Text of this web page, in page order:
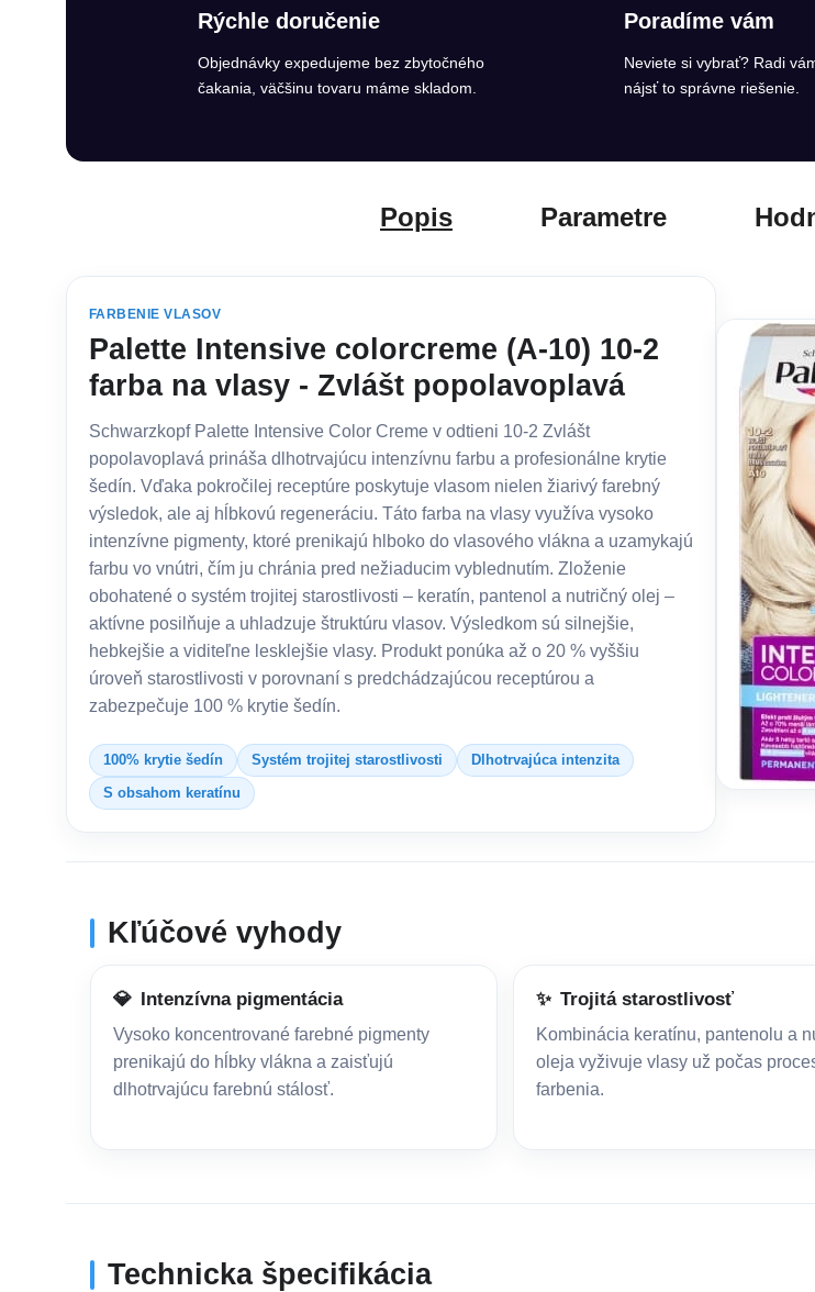
Rýchle doručenie
Objednávky expedujeme bez zbytočného
čakania, väčšinu tovaru máme skladom.
Poradíme vám
Neviete si vybrať? Radi
nájsť to správne riešenie.
Popis Parametre
FARBENIE VLASOV
Palette Intensive colorcreme (A-10) 10-2
farba na vlasy - Zvlášt popolavoplavá
Schwarzkopf Palette Intensive Color Creme v odtieni 10-2 Zvlášt
popolavoplavá prináša dlhotrvajúcu intenzívnu farbu a profesionálne krytie
šedín. Vďaka pokročilej receptúre poskytuje vlasom nielen žiarivý farebný
výsledok, ale aj hĺbkovú regeneráciu. Táto farba na vlasy využíva vysoko
intenzívne pigmenty, ktoré prenikajú hlboko do vlasového vlákna a uzamykajú
farbu vo vnútri, čím ju chránia pred nežiaducim vyblednutím. Zloženie
obohatené o systém trojitej starostlivosti – keratín, pantenol a nutričný olej –
aktívne posilňuje a uhladzuje štruktúru vlasov. Výsledkom sú silnejšie,
hebkejšie a viditeľne lesklejšie vlasy. Produkt ponúka až o 20 % vyššiu
úroveň starostlivosti v porovnaní s predchádzajúcou receptúrou a
zabezpečuje 100 % krytie šedín.
100% krytie šedín Systém trojitej starostlivosti
Dlhotrvajúca intenzita
S obsahom keratínu
Kľúčové vyhody
💎 Intenzívna pigmentácia
Vysoko koncentrované farebné pigmenty
prenikajú do hĺbky vlákna a zaisťujú
dlhotrvajúcu farebnú stálosť.
✨ Trojitá starostlivosť
Kombinácia keratínu, pantenolu a
oleja vyživuje vlasy už počas
farbenia.
Technicka špecifikácia